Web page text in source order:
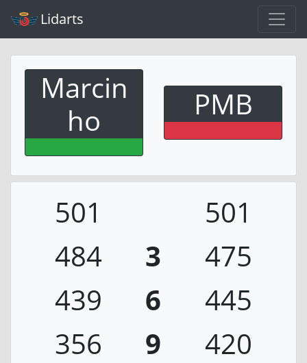
Lidarts
Marcin
ho
PMB
501
501
484
3
475
439
6
445
356
9
420